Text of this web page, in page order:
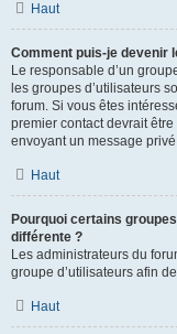
Haut
Comment puis-je devenir
Le responsable d’un
les groupes d’utilisateurs
forum. Si vous êtes
premier contact devrait
envoyant un message
Haut
Pourquoi certains
différente ?
Les administrateurs du
groupe d’utilisateurs afin
Haut